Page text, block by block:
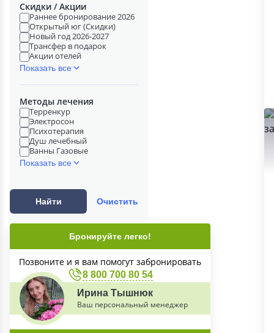
Скидки / Акции
Раннее бронирование 2026
Открытый юг (Скидки)
Новый год 2026-2027
Трансфер в подарок
Акции отелей
Показать все
Методы лечения
Терренкур
Электросон
Психотерапия
Душ лечебный
Ванны Газовые
Показать все
Найти Очистить
Бронируйте легко!
Позвоните и я вам помогут забронировать
8 800 700 80 54
Ирина Тышнюк
Ваш персональный менеджер